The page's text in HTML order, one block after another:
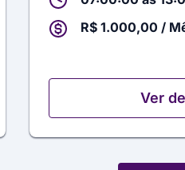
R$ 1.000,00 /
Ver